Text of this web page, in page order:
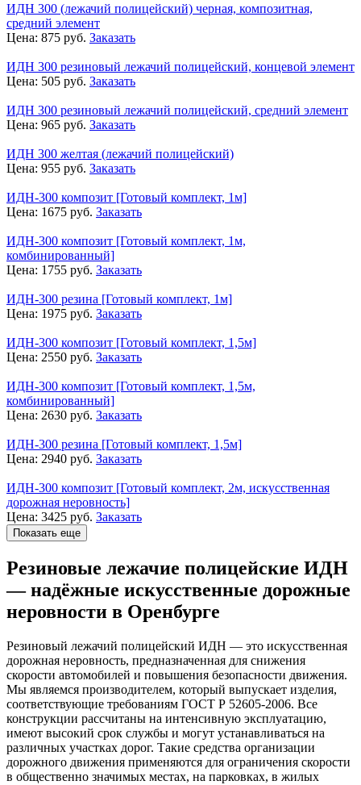
ИДН 300 (лежачий полицейский) черная, композитная,
средний элемент
Цена: 875 руб. Заказать
ИДН 300 резиновый лежачий полицейский, концевой элемент
Цена: 505 руб. Заказать
ИДН 300 резиновый лежачий полицейский, средний элемент
Цена: 965 руб. Заказать
ИДН 300 желтая (лежачий полицейский)
Цена: 955 руб. Заказать
ИДН-300 композит [Готовый комплект, 1м]
Цена: 1675 руб. Заказать
ИДН-300 композит [Готовый комплект, 1м,
комбинированный]
Цена: 1755 руб. Заказать
ИДН-300 резина [Готовый комплект, 1м]
Цена: 1975 руб. Заказать
ИДН-300 композит [Готовый комплект, 1,5м]
Цена: 2550 руб. Заказать
ИДН-300 композит [Готовый комплект, 1,5м,
комбинированный]
Цена: 2630 руб. Заказать
ИДН-300 резина [Готовый комплект, 1,5м]
Цена: 2940 руб. Заказать
ИДН-300 композит [Готовый комплект, 2м, искусственная
дорожная неровность]
Цена: 3425 руб. Заказать
Показать еще
Резиновые лежачие полицейские ИДН
— надёжные искусственные дорожные
неровности в Оренбурге
Резиновый лежачий полицейский ИДН — это искусственная
дорожная неровность, предназначенная для снижения
скорости автомобилей и повышения безопасности движения.
Мы являемся производителем, который выпускает изделия,
соответствующие требованиям ГОСТ Р 52605-2006. Все
конструкции рассчитаны на интенсивную эксплуатацию,
имеют высокий срок службы и могут устанавливаться на
различных участках дорог. Такие средства организации
дорожного движения применяются для ограничения скорости
в общественно значимых местах, на парковках, в жилых